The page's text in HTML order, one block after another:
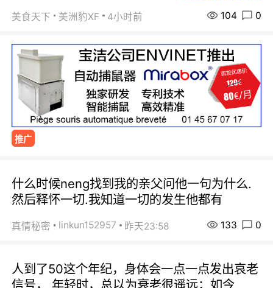
美食天下 美洲豹XF 4小时前 104 0
推广
什么时候neng找到我的亲父问他一句为什么.
然后释怀一切.我知道一切的发生他都有
真情秘密 linkun152957 昨天23:58 133 0
人到了50这个年纪，身体会一点一点发出哀老
信号， 年轻时，总以为衰老很遥远；如今